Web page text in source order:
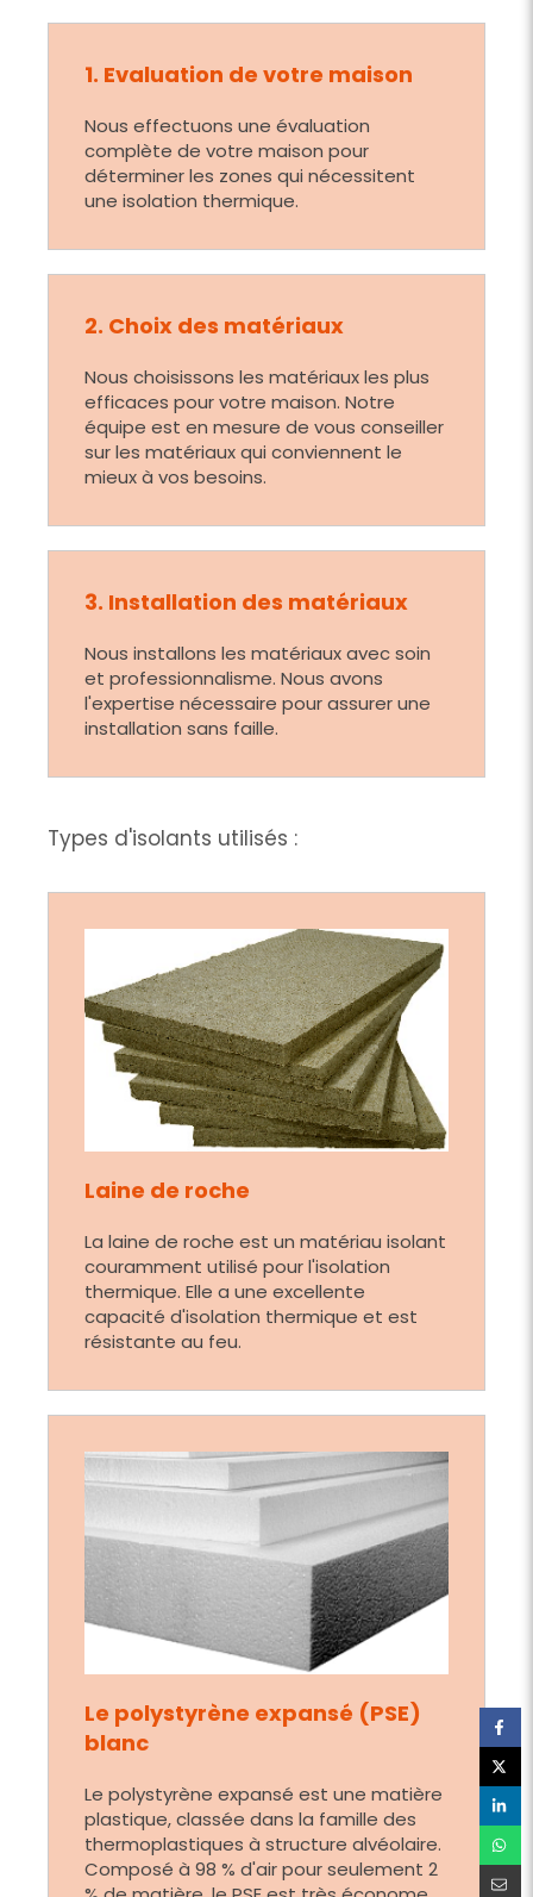
1. Evaluation de votre maison
Nous effectuons une évaluation
complète de votre maison pour
déterminer les zones qui nécessitent
une isolation thermique.
2. Choix des matériaux
Nous choisissons les matériaux les plus
efficaces pour votre maison. Notre
équipe est en mesure de vous conseiller
sur les matériaux qui conviennent le
mieux à vos besoins.
3. Installation des matériaux
Nous installons les matériaux avec soin
et professionnalisme. Nous avons
l'expertise nécessaire pour assurer une
installation sans faille.
Types d'isolants utilisés :
Laine de roche
La laine de roche est un matériau isolant
couramment utilisé pour l'isolation
thermique. Elle a une excellente
capacité d'isolation thermique et est
résistante au feu.
Le polystyrène expansé (PSE)
blanc
Le polystyrène expansé est une matière
plastique, classée dans la famille des
thermoplastiques à structure alvéolaire.
Composé à 98 % d'air pour seulement 2